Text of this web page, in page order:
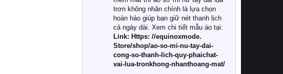
chuộng chăn ga gối đệm cao cấp?
Khác với các dòng sản phẩm thông
thường, những bộ chăn ga gối đệm
cao cấp trải qua quy trình sản xuất
nghiêm ngặt từ khâu chọn lọc nguyên
liệu tự nhiên đến công nghệ dệt
nhuộm hiện đại không chứa hóa chất
trơn không nhăn chính là lựa chọn
hoàn hảo giúp bạn giữ nét thanh lịch
cả ngày dài. Xem chi tiết mẫu áo tại:
Link: Https: //equinoxmode.
Store/shop/ao-so-mi-nu-tay-dai-
cong-so-thanh-lich-quy-phaichat-
vai-lua-tronkhong-nhanthoang-mat/